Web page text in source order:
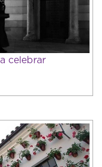
celebrar